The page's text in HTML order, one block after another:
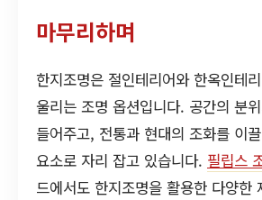
마무리하며
한지조명은 절인테리어와 한옥인테
울리는 조명 옵션입니다. 공간의 분
들어주고, 전통과 현대의 조화를 이
요소로 자리 잡고 있습니다. 필립스
드에서도 한지조명을 활용한 다양한